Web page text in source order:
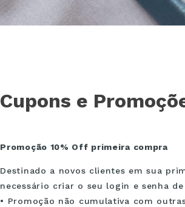
Cupons e
Promoção 10% Off primeira compra
Destinado a novos clientes em sua
necessário criar o seu login e senha
• Promoção não cumulativa com